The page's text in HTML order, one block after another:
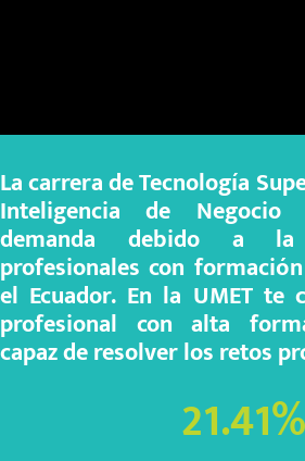
La carrera de Tecnología
Inteligencia de
demanda debido a la
profesionales con
el Ecuador. En la UMET te
profesional con alta
capaz de resolver los retos
21.41%